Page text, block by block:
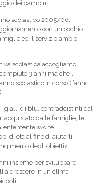
dei bambini.
scolastico 2005/06,
con un occhio
ed il servizio ampio
scolastica accogliamo
3 anni ma che li
scolastico in corso (l’anno
i gialli e i blu, contraddistinti dal
acquistato dalle famiglie; le
svolte
di età al fine di aiutarli
degli obiettivi.
insieme per sviluppare
a crescere in un clima